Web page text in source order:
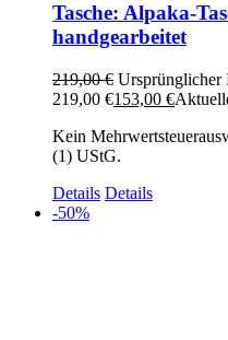
Tasche: Alpaka-
handgearbeitet
219,00€ Ursprünglicher
219,00 €153,00 €
Kein
(1) UStG.
Details Details
-50%